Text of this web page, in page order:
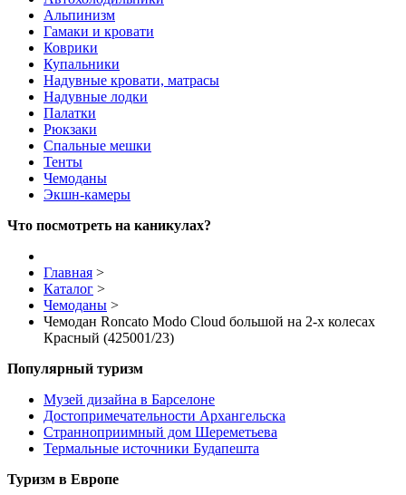
Альпинизм
Гамаки и кровати
Коврики
Купальники
Надувные кровати, матрасы
Надувные лодки
Палатки
Рюкзаки
Спальные мешки
Тенты
Чемоданы
Экшн-камеры
Что посмотреть на каникулах?
Главная >
Каталог >
Чемоданы >
Чемодан Roncato Modo Cloud большой на 2-х колесах
Красный (425001/23)
Популярный туризм
Музей дизайна в Барселоне
Достопримечательности Архангельска
Странноприимный дом Шереметьева
Термальные источники Будапешта
Туризм в Европе